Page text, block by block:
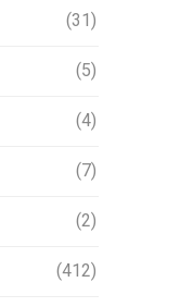
(31)
(5)
(4)
(7)
(2)
(412)